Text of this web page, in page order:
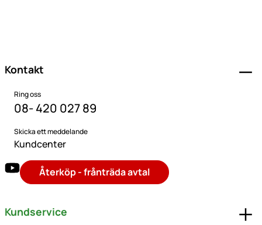
Kontakt
Ring oss
08- 420 027 89
Skicka ett meddelande
Kundcenter
Återköp - frånträda avtal
Kundservice